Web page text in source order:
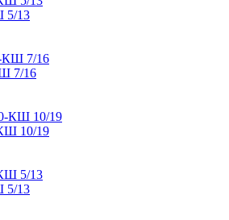
5/13
7/16
10/19
5/13